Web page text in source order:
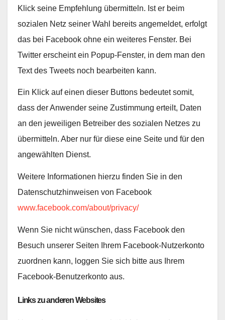
Klick seine Empfehlung übermitteln. Ist er beim
sozialen Netz seiner Wahl bereits angemeldet, erfolgt
das bei Facebook ohne ein weiteres Fenster. Bei
Twitter erscheint ein Popup-Fenster, in dem man den
Text des Tweets noch bearbeiten kann.
Ein Klick auf einen dieser Buttons bedeutet somit,
dass der Anwender seine Zustimmung erteilt, Daten
an den jeweiligen Betreiber des sozialen Netzes zu
übermitteln. Aber nur für diese eine Seite und für den
angewählten Dienst.
Weitere Informationen hierzu finden Sie in den
Datenschutzhinweisen von Facebook
www.facebook.com/about/privacy/
Wenn Sie nicht wünschen, dass Facebook den
Besuch unserer Seiten Ihrem Facebook-Nutzerkonto
zuordnen kann, loggen Sie sich bitte aus Ihrem
Facebook-Benutzerkonto aus.
Links zu anderen Websites